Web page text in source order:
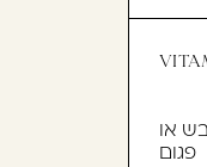
או
פגום